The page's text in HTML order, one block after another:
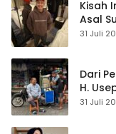
Kisah
Asal
31 Juli
Dari
H.
Cisaat
31 Juli